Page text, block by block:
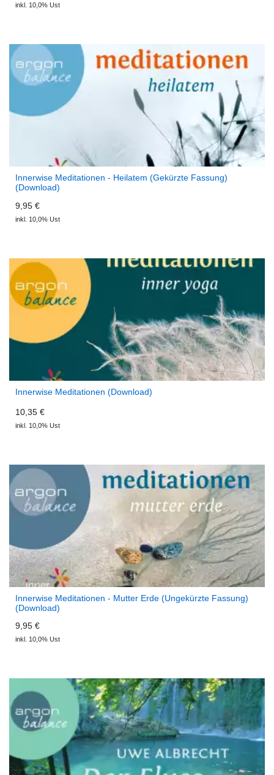
inkl. 10,0% Ust
Innerwise Meditationen - Heilatem (Gekürzte Fassung)
(Download)
9,95 €
inkl. 10,0% Ust
Innerwise Meditationen (Download)
10,35 €
inkl. 10,0% Ust
Innerwise Meditationen - Mutter Erde (Ungekürzte Fassung)
(Download)
9,95 €
inkl. 10,0% Ust